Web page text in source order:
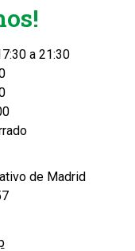
a 21:30
de Madrid